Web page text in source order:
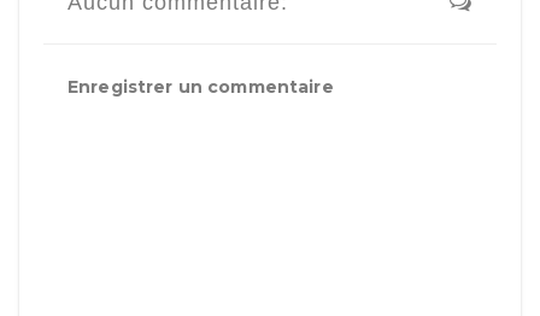
Enregistrer un commentaire